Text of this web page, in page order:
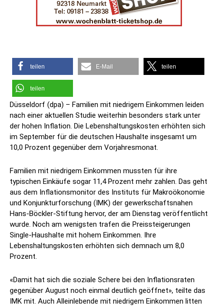
teilen E-Mail teilen
teilen
Düsseldorf (dpa) – Familien mit niedrigem Einkommen leiden
nach einer aktuellen Studie weiterhin besonders stark unter
der hohen Inflation. Die Lebenshaltungskosten erhöhten sich
im September für die deutschen Haushalte insgesamt um
10,0 Prozent gegenüber dem Vorjahresmonat.
Familien mit niedrigem Einkommen mussten für ihre
typischen Einkäufe sogar 11,4 Prozent mehr zahlen. Das geht
aus dem Inflationsmonitor des Instituts für Makroökonomie
und Konjunkturforschung (IMK) der gewerkschaftsnahen
Hans-Böckler-Stiftung hervor, der am Dienstag veröffentlicht
wurde. Noch am wenigsten trafen die Preissteigerungen
Single-Haushalte mit hohem Einkommen. Ihre
Lebenshaltungskosten erhöhten sich demnach um 8,0
Prozent.
«Damit hat sich die soziale Schere bei den Inflationsraten
gegenüber August noch einmal deutlich geöffnet», teilte das
IMK mit. Auch Alleinlebende mit niedrigem Einkommen litten